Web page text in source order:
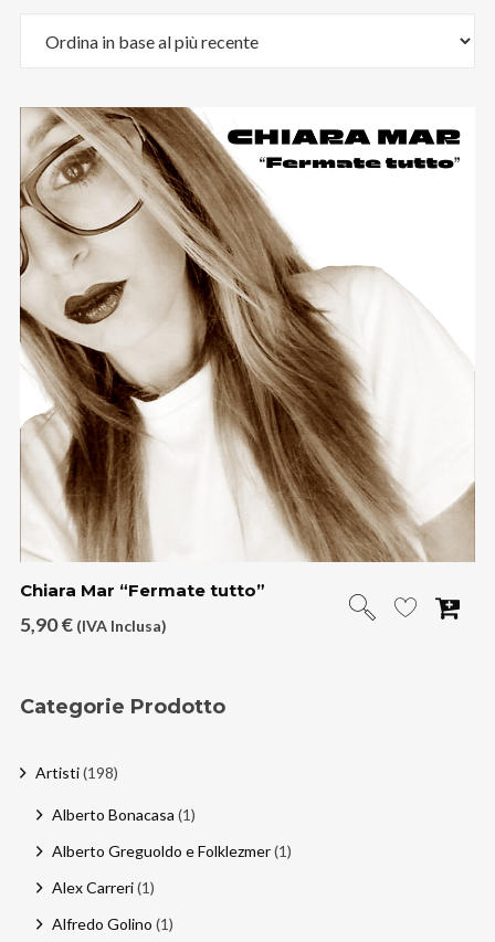
Email:
Cellulare
335 6835448
Seguici sui nostri Social
Chiara Mar “Fermate tutto”
5,90€ (IVA Inclusa)
Categorie Prodotto
Artisti(198)
Alberto Bonacasa (1)
Alberto Greguoldo e Folklezmer(1)
Alex Carreri(1)
Alfredo Golino (1)